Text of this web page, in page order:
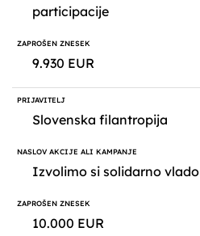
participacije
9.930 EUR
Slovenska filantropija
Izvolimo si solidarno vlado
10.000 EUR